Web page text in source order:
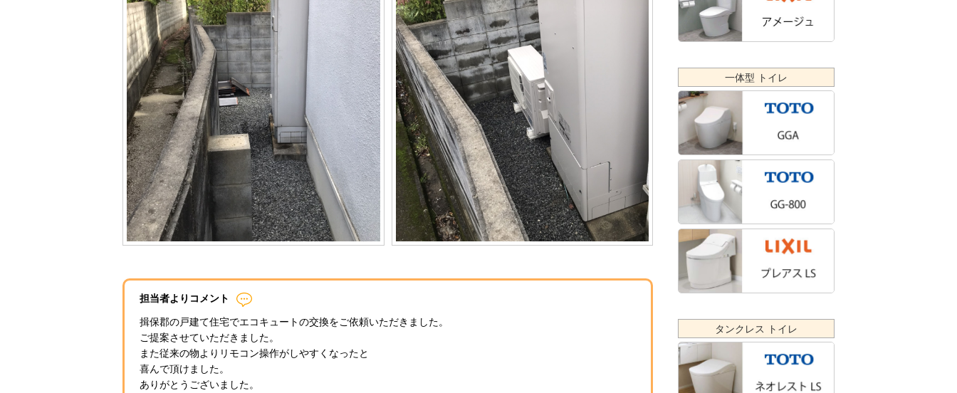
担当者よりコメント
揖保郡の戸建て住宅でエコキュートの交換をご依頼いただきました。
ご提案させていただきました。
また従来の物よりリモコン操作がしやすくなったと
喜んで頂けました。
ありがとうございました。
一体型 トイレ
タンクレス トイレ